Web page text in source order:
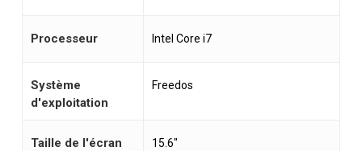
Processeur Intel Core i7
Système
d'exploitation
Freedos
Taille de l'écran 15.6"